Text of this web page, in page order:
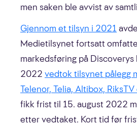
men saken ble avvist av
Gjennom et tilsyn i 2021
Medietilsynet fortsatt
markedsføring på Discoverys
2022 vedtok tilsynet pålegg
Telenor, Telia, Altibox,
fikk frist til 15. august 2022
etter vedtaket. Kort tid før